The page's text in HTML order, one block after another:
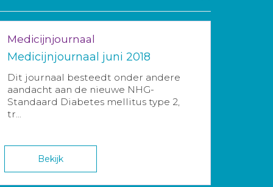
Medicijnjournaal
Medicijnjournaal juni 2018
Dit journaal besteedt onder andere
aandacht aan de nieuwe NHG-
Standaard Diabetes mellitus type 2,
tr...
Bekijk